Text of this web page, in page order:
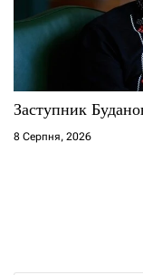
Заступник
8 Серпня, 2026